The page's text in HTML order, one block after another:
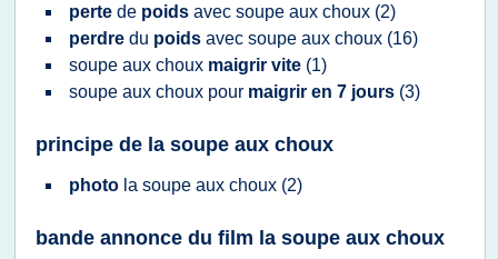
perte de poids avec soupe aux choux (2)
perdre du poids avec soupe aux choux (16)
soupe aux choux maigrir vite (1)
soupe aux choux pour maigrir en 7 jours (3)
principe de la soupe aux choux
photo la soupe aux choux (2)
bande annonce du film la soupe aux choux